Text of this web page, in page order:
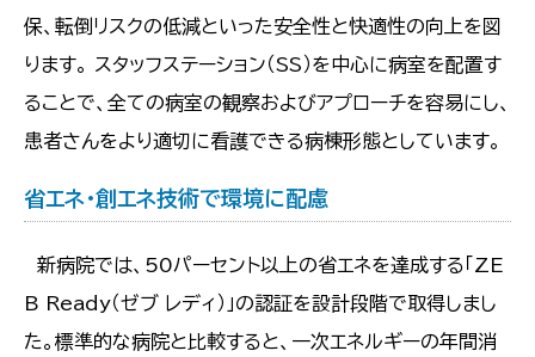
保、転倒リスクの低減といった安全性と快適性の向上を図
ります。 スタッフステーション（SS）を中心に病室を配置す
ることで、全ての病室の観察およびアプローチを容易にし、
患者さんをより適切に看護できる病棟形態としています。
省エネ・創エネ技術で環境に配慮
新病院では、50パーセント以上の省エネを達成する「ZE
B Ready（ゼブ レディ）」の認証を設計段階で取得しまし
た。標準的な病院と比較すると、一次エネルギーの年間消